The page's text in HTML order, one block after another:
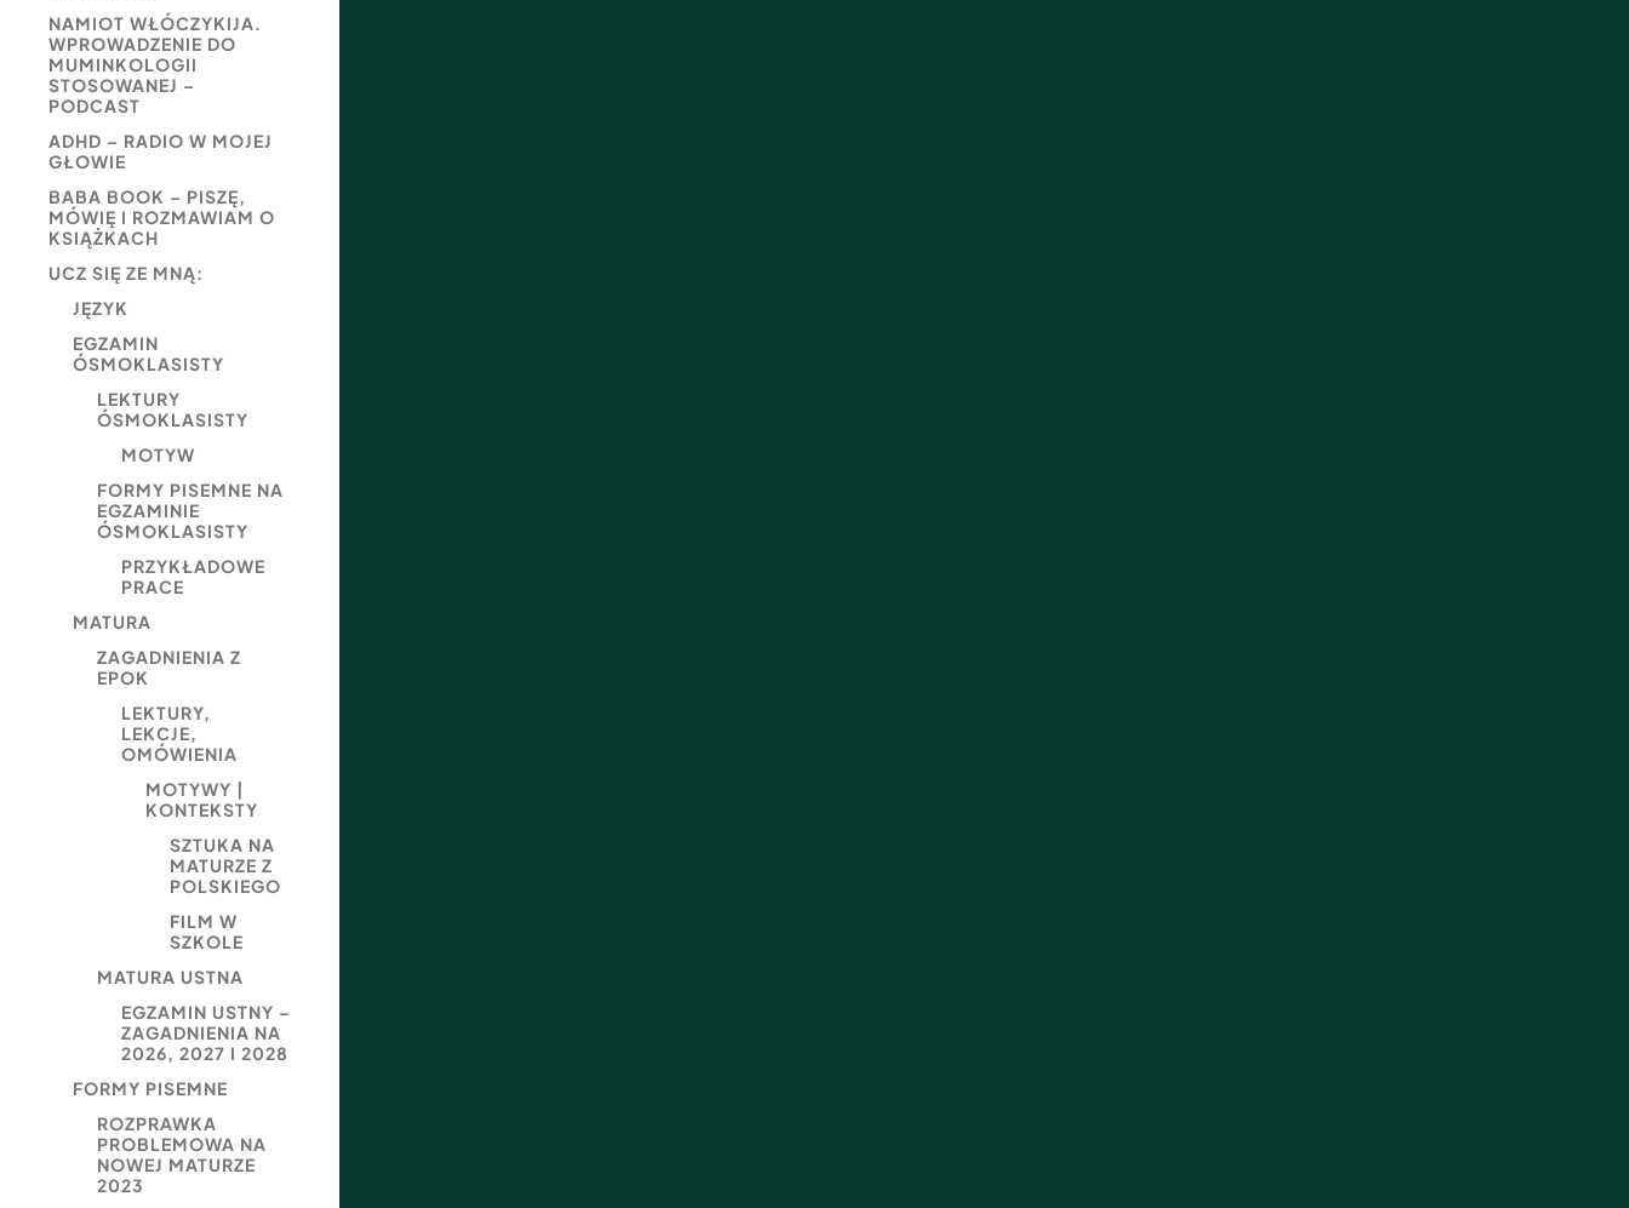
NAMIOT WŁÓCZYKIJA.
WPROWADZENIE DO
MUMINKOLOGII
STOSOWANEJ –
PODCAST
ADHD – RADIO W MOJEJ
GŁOWIE
BABA BOOK – PISZĘ,
MÓWIĘ I ROZMAWIAM O
KSIĄŻKACH
UCZ SIĘ ZE MNĄ:
JĘZYK
EGZAMIN
ÓSMOKLASISTY
LEKTURY
ÓSMOKLASISTY
MOTYW
FORMY PISEMNE NA
EGZAMINIE
ÓSMOKLASISTY
PRZYKŁADOWE
PRACE
MATURA
ZAGADNIENIA Z
EPOK
LEKTURY,
LEKCJE,
OMÓWIENIA
MOTYWY |
KONTEKSTY
SZTUKA NA
MATURZE Z
POLSKIEGO
FILM W
SZKOLE
MATURA USTNA
EGZAMIN USTNY –
ZAGADNIENIA NA
2026, 2027 I 2028
FORMY PISEMNE
ROZPRAWKA
PROBLEMOWA NA
NOWEJ MATURZE
2023